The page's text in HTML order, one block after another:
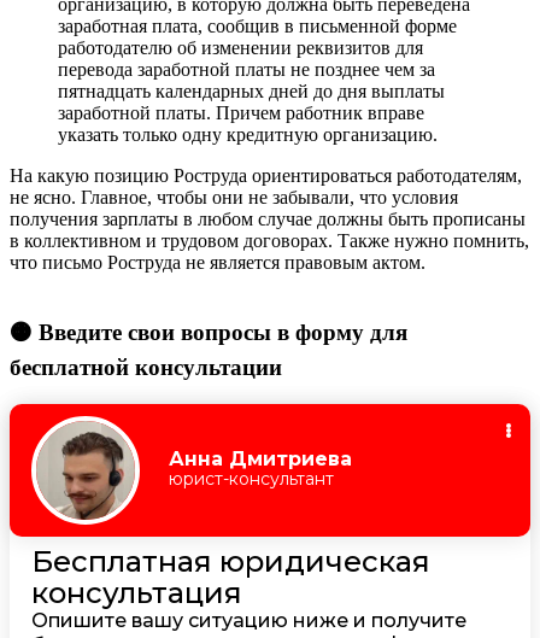
организацию, в которую должна быть переведена
заработная плата, сообщив в письменной форме
работодателю об изменении реквизитов для
перевода заработной платы не позднее чем за
пятнадцать календарных дней до дня выплаты
заработной платы. Причем работник вправе
указать только одну кредитную организацию.
На какую позицию Роструда ориентироваться работодателям,
не ясно. Главное, чтобы они не забывали, что условия
получения зарплаты в любом случае должны быть прописаны
в коллективном и трудовом договорах. Также нужно помнить,
что письмо Роструда не является правовым актом.
🟠 Введите свои вопросы в форму для
бесплатной консультации